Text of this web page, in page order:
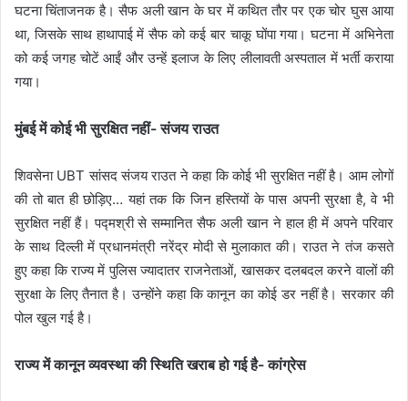
घटना चिंताजनक है। सैफ अली खान के घर में कथित तौर पर एक चोर घुस आया
था, जिसके साथ हाथापाई में सैफ को कई बार चाकू घोंपा गया। घटना में अभिनेता
को कई जगह चोटें आईं और उन्हें इलाज के लिए लीलावती अस्पताल में भर्ती कराया
गया।
मुंबई में कोई भी सुरक्षित नहीं- संजय राउत
शिवसेना UBT सांसद संजय राउत ने कहा कि कोई भी सुरक्षित नहीं है। आम लोगों
की तो बात ही छोड़िए… यहां तक ​​कि जिन हस्तियों के पास अपनी सुरक्षा है, वे भी
सुरक्षित नहीं हैं। पद्मश्री से सम्मानित सैफ अली खान ने हाल ही में अपने परिवार
के साथ दिल्ली में प्रधानमंत्री नरेंद्र मोदी से मुलाकात की। राउत ने तंज कसते
हुए कहा कि राज्य में पुलिस ज्यादातर राजनेताओं, खासकर दलबदल करने वालों की
सुरक्षा के लिए तैनात है। उन्होंने कहा कि कानून का कोई डर नहीं है। सरकार की
पोल खुल गई है।
राज्य में कानून व्यवस्था की स्थिति खराब हो गई है- कांग्रेस